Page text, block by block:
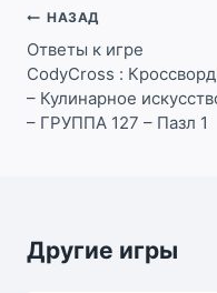
Навигация
по
записям
НАЗАД
Ответы к игре
CodyCross :
– Кулинарное
– ГРУППА 127 – Пазл 1
Другие игры